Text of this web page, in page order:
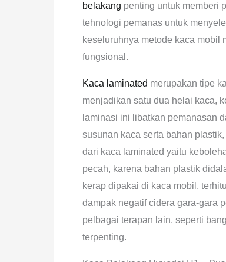
belakang penting untuk memberi
tehnologi pemanas untuk
keseluruhnya metode kaca mobil
fungsional.
Kaca laminated merupakan tipe
menjadikan satu dua helai kaca,
laminasi ini libatkan pemanasan
susunan kaca serta bahan
dari kaca laminated yaitu
pecah, karena bahan plastik
kerap dipakai di kaca mobil,
dampak negatif cidera gara-gara
pelbagai terapan lain, seperti
terpenting.